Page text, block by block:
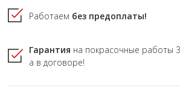
Работаем без предоплаты!
Гарантия на покрасочные работы
а в договоре!